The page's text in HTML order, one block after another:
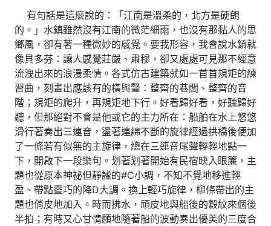
有句話是這麼說的：「江南是溫柔的，北方是硬朗
的。」水鎮雖然沒有江南的微茫細雨，也沒有那黏人的思
鄉風，卻有著一種微妙的感覺。要我形容，我會說水鎮就
像貝多芬：讓人感覺莊嚴、肅穆，卻又處處可見那不經意
流洩出來的浪漫柔情。各式仿古建築就如一首首規矩的練
習曲，刻畫出應該有的橫與豎：整齊的巷閭、整齊的音
階；規矩的爬升，再規矩地下行。好看歸好看，好聽歸好
聽，但那絕對不會是他或它的主力所在：船舶在水上悠悠
滑行著奏出三連音，盪著連綿不斷的旋律經過拱橋後便加
了一條若有似無的主旋律，總在三連音尾聲輕輕地點一
下，開啟下一段樂句。划著划著開始有民宿映入眼簾，主
題也從原本神祕但靜謐的#C小調，不知不覺地移進輕
盈、帶點靈巧的降D大調。換上輕巧旋律，柳條帶出的主
題也俏皮地加入。時而拂水，頑皮地與船後的縠紋來個後
半拍；有時又心甘情願地隨著船的波動奏出優美的三度合